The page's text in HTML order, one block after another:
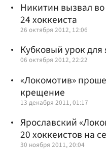
Никитин вызвал
24 хоккеиста
26 октября 2012, 12:06
Кубковый урок
06 октября 2012, 22:22
«Локомотив»
крещение
13 декабря 2011, 01:17
Ярославский
20 хоккеистов на
30 ноября 2011, 20:04